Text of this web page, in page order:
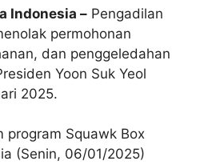
Indonesia – Pengadilan
permohonan
dan penggeledahan
Yoon Suk Yeol
2025.
program Squawk Box
(Senin, 06/01/2025)